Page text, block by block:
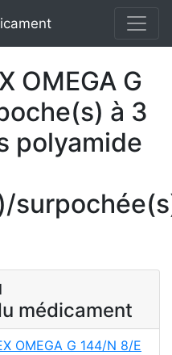
OMEGA G
à 3
polyamide
médicament
OMEGA G 144/N 8/E